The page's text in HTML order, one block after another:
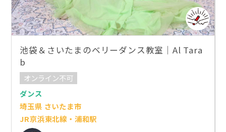
池袋＆さいたまのベリーダンス教室｜Al Tara
b
オンライン不可
ダンス
埼玉県 さいたま市
JR京浜東北線・浦和駅